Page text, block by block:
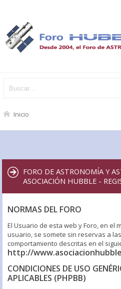
Inicio
FORO DE ASTRONOMÍA Y
ASOCIACIÓN HUBBLE -
NORMAS DEL FORO
El Usuario de esta web y Foro, en el
usuario, se somete sin reservas a
comportamiento descritas en el
http://
CONDICIONES DE USO
APLICABLES (PHPBB)